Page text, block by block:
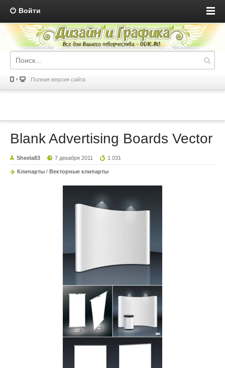
Войти
Полная версия сайта
Blank Advertising Boards Vector
Sheela83 7 декабря 2011 1 031
Клипарты / Векторные клипарты